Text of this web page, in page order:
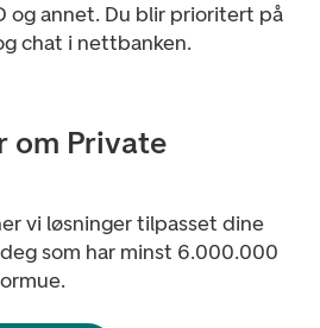
og annet. Du blir prioritert på
chat i nettbanken.
om Private
vi løsninger tilpasset dine
som har minst 6.000.000